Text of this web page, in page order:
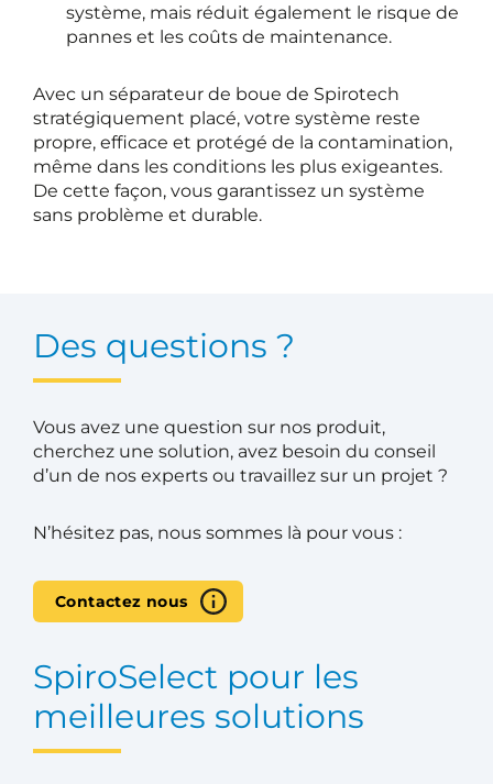
système, mais réduit également le risque de
pannes et les coûts de maintenance.
Avec un séparateur de boue de Spirotech
stratégiquement placé, votre système reste
propre, efficace et protégé de la contamination,
même dans les conditions les plus exigeantes.
De cette façon, vous garantissez un système
sans problème et durable.
Des questions ?
Vous avez une question sur nos produit,
cherchez une solution, avez besoin du conseil
d’un de nos experts ou travaillez sur un projet ?
N’hésitez pas, nous sommes là pour vous :
Contactez nous
SpiroSelect pour les
meilleures solutions